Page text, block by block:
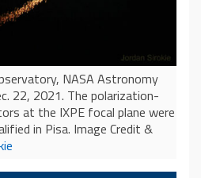
NASA Astronomy
22, 2021. The polarization-
at the IXPE focal plane were
in Pisa. Image Credit &